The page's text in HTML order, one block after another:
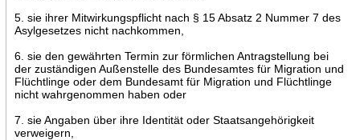
5. sie ihrer Mitwirkungspflicht nach § 15 Absatz 2 Nummer 7 des
Asylgesetzes nicht nachkommen,
6. sie den gewährten Termin zur förmlichen Antragstellung bei
der zuständigen Außenstelle des Bundesamtes für Migration und
Flüchtlinge oder dem Bundesamt für Migration und Flüchtlinge
nicht wahrgenommen haben oder
7. sie Angaben über ihre Identität oder Staatsangehörigkeit
verweigern,